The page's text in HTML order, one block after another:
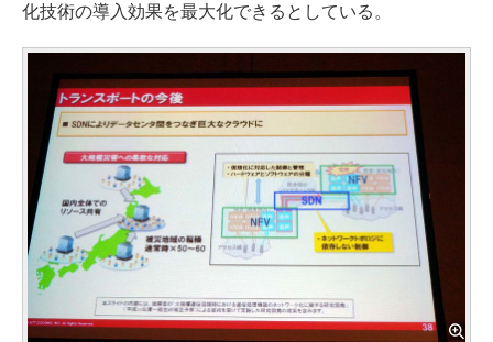
化技術の導入効果を最大化できるとしている。